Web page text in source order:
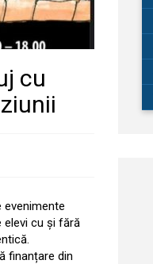
cu
evenimente
elevi cu și fără
finanțare din